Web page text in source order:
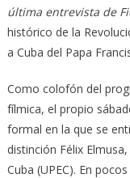
última entrevista de
histórico de la
a Cuba del Papa
Como colofón del
fílmica, el propio
formal en la que se
distinción Félix
Cuba (UPEC). En